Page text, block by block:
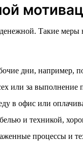
Такие
дни, например,
или за выполнение
в офис или
и техникой,
процессы и